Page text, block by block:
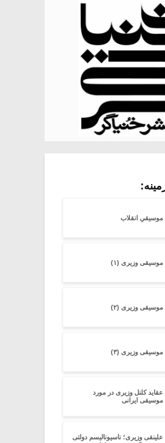
موسیقیِ انقلاب
موسیقی وزیری (۱)
موسیقی وزیری (۲)
موسیقی وزیری (۳)
عقاید کلنل وزیری در مورد
موسیقی ایرانی
علینقی وزیری؛ ناسیونالیسم دولتی